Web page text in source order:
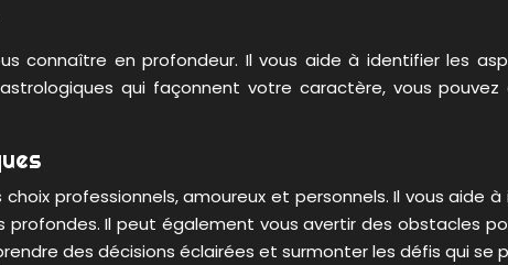
connaître en profondeur. Il vous aide à identifier les
qui façonnent votre caractère, vous
professionnels, amoureux et personnels. Il vous
Il peut également vous avertir des obstacles
des décisions éclairées et surmonter les défis qui se